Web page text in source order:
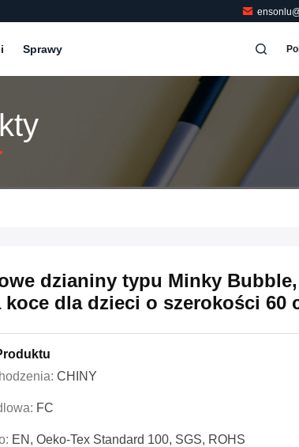
Sprawy
dzianiny typu Minky
koce dla dzieci o szerokości 60
CHINY
FC
EN, Oeko-Tex Standard 100, SGS, ROHS